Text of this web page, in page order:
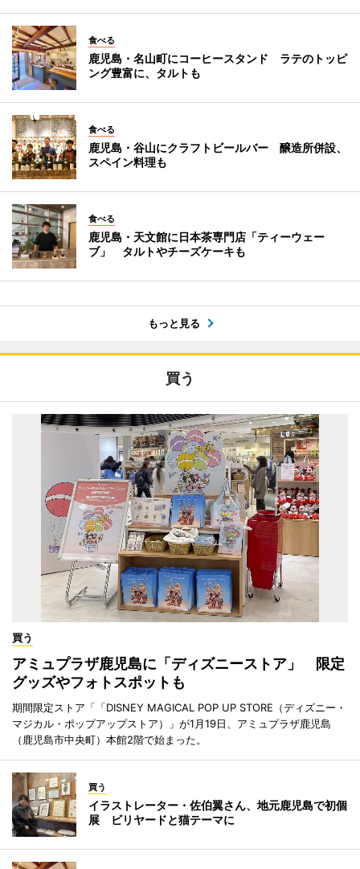
食べる
鹿児島・名山町にコーヒースタンド ラテのトッピ
ング豊富に、タルトも
食べる
鹿児島・谷山にクラフトビールバー 醸造所併設、
スペイン料理も
食べる
鹿児島・天文館に日本茶専門店「ティーウェー
ブ」 タルトやチーズケーキも
もっと見る
買う
買う
アミュプラザ鹿児島に「ディズニーストア」 限定
グッズやフォトスポットも
期間限定ストア「「DISNEY MAGICAL POP UP STORE（ディズニー・
マジカル・ポップアップストア）」が1月19日、アミュプラザ鹿児島
（鹿児島市中央町）本館2階で始まった。
買う
イラストレーター・佐伯翼さん、地元鹿児島で初個
展 ビリヤードと猫テーマに